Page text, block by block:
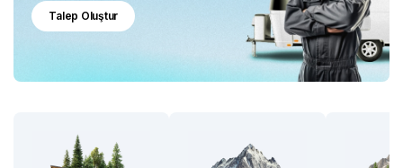
Talep Oluştur